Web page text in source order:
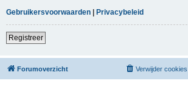
Gebruikersvoorwaarden | Privacybeleid
Registreer
Forumoverzicht Verwijder cookies